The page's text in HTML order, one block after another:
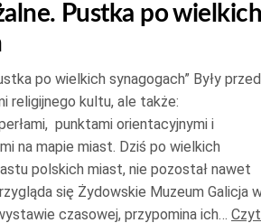
Pustka po wielkich
po wielkich synagogach” Były
religijnego kultu, ale także:
punktami orientacyjnymi i
na mapie miast. Dziś po wielkich
polskich miast, nie pozostał nawet
się Żydowskie Muzeum Galicja
czasowej, przypomina ich…